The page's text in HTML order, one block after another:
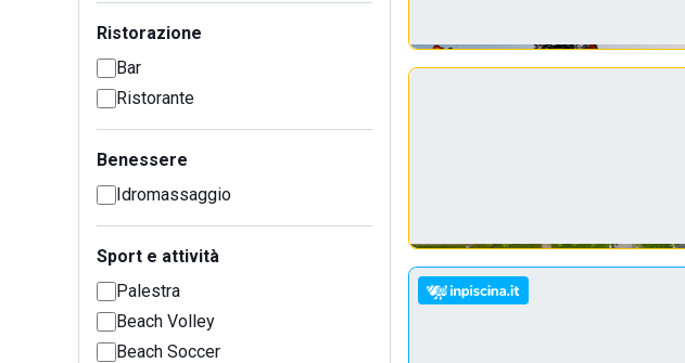
Ristorazione
Bar
Ristorante
Benessere
Idromassaggio
Sport e attività
Palestra
Beach Volley
Beach Soccer